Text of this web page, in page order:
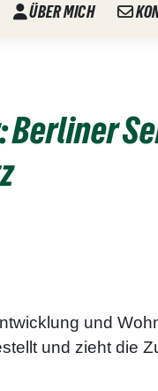
ÜBER MICH
Berliner
und
und zieht die